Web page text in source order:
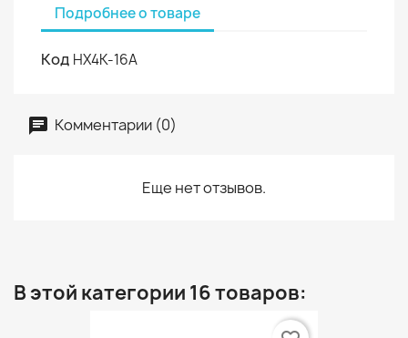
Подробнее о товаре
Код HX4K-16A
Комментарии (0)
Еще нет отзывов.
В этой категории 16 товаров: